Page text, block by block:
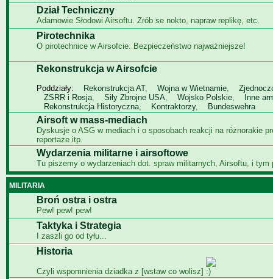
Dział Techniczny
Adamowie Słodowi Airsoftu. Zrób se nokto, napraw replikę, etc.
Pirotechnika
O pirotechnice w Airsofcie. Bezpieczeństwo najważniejsze!
Rekonstrukcja w Airsofcie
Poddziały: Rekonstrukcja AT, Wojna w Wietnamie,
ZSRR i Rosja, Siły Zbrojne USA, Wojsko Polskie,
Inne
Rekonstrukcja Historyczna, Kontraktorzy, Bundeswehra
Airsoft w mass-mediach
Dyskusje o ASG w mediach i o sposobach reakcji na różnorakie
reportaże itp.
Wydarzenia militarne i airsoftowe
Tu piszemy o wydarzeniach dot. spraw militarnych, Airsoftu, i tym
MILITARIA
Broń ostra i ostra
Pew! pew! pew!
Taktyka i Strategia
I zaszli go od tyłu...
Historia
Czyli wspomnienia dziadka z [wstaw co wolisz]